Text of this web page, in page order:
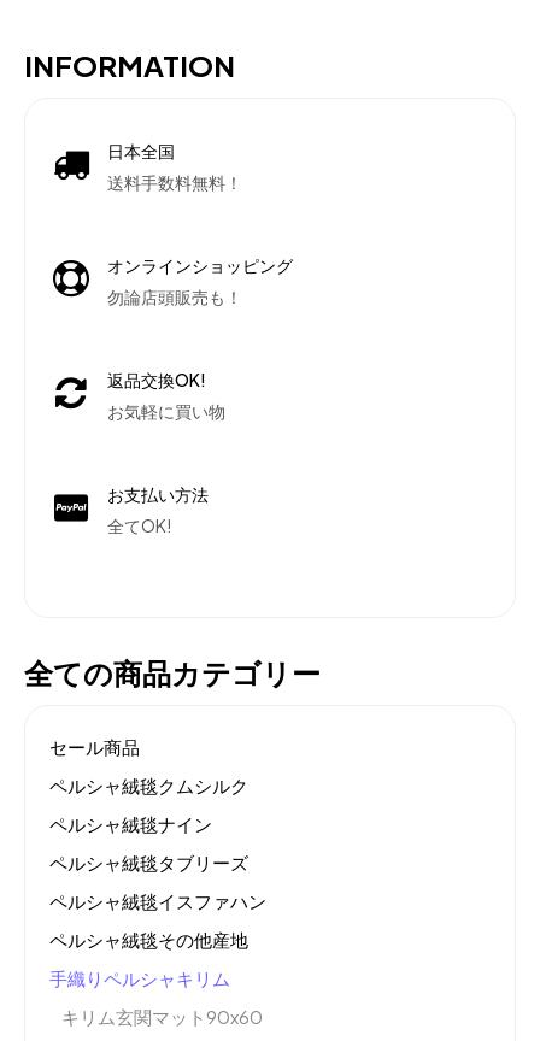
INFORMATION
日本全国
送料手数料無料！
オンラインショッピング
勿論店頭販売も！
返品交換OK!
お気軽に買い物
お支払い方法
全てOK!
全ての商品カテゴリー
セール商品
ペルシャ絨毯クムシルク
ペルシャ絨毯ナイン
ペルシャ絨毯タブリーズ
ペルシャ絨毯イスファハン
ペルシャ絨毯その他産地
手織りペルシャキリム
キリム玄関マット90x60